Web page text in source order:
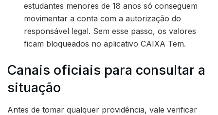
estudantes menores de 18 anos só conseguem
movimentar a conta com a autorização do
responsável legal. Sem esse passo, os valores
ficam bloqueados no aplicativo CAIXA Tem.
Canais oficiais para consultar a
situação
Antes de tomar qualquer providência, vale verificar